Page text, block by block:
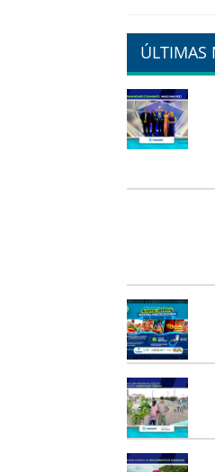
ÚLTIMAS